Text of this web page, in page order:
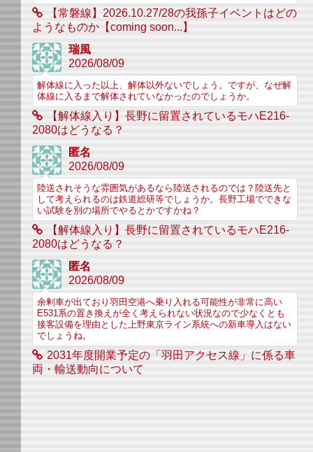
【常磐線】2026.10.27/28の我孫子イベントはどの
ようなものか【coming soon...】
瑞風
2026/08/09
解体線に入った以上、解体以外ないでしょう。ですが、なぜ解
体線に入るまで解体されていなかったのでしょうか。
【解体線入り】長野に留置されているモハE216-
2080はどうなる？
匿名
2026/08/09
陸送されそうな雰囲気があるなら陸送されるのでは？陸送先と
して考えられるのは鉄道総研等でしょうか。長野工場でできな
い試験を別の場所でやるとかですかね？
【解体線入り】長野に留置されているモハE216-
2080はどうなる？
匿名
2026/08/09
余剰車が出ており羽田空港へ乗り入れる可能性が非常に高い
E531系の置き換えが全く考えられない状況なので少なくとも
接客設備を理由とした上野東京ライン系統への新車導入はない
でしょうね。
2031年度開業予定の「羽田アクセス線」に係る車
両・輸送動向について